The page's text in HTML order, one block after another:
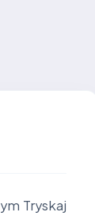
Tryskaj